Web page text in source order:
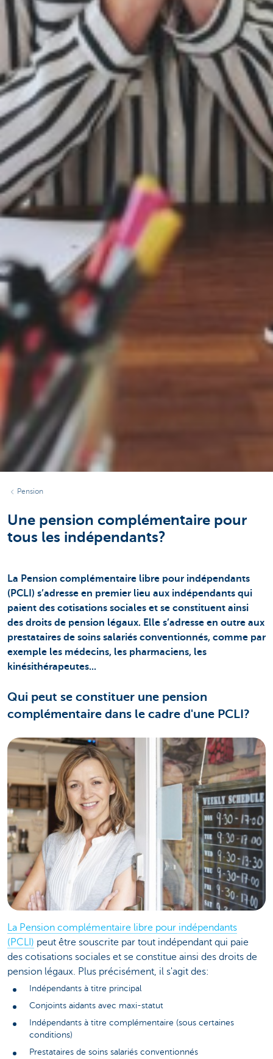
Pension
Une pension complémentaire pour
tous les indépendants?
La Pension complémentaire libre pour indépendants
(PCLI) s’adresse en premier lieu aux indépendants qui
paient des cotisations sociales et se constituent ainsi
des droits de pension légaux. Elle s’adresse en outre aux
prestataires de soins salariés conventionnés, comme par
exemple les médecins, les pharmaciens, les
kinésithérapeutes...
Qui peut se constituer une pension
complémentaire dans le cadre d'une PCLI?
La Pension complémentaire libre pour indépendants
(PCLI) peut être souscrite par tout indépendant qui paie
des cotisations sociales et se constitue ainsi des droits de
pension légaux. Plus précisément, il s'agit des:
Indépendants à titre principal
Conjoints aidants avec maxi-statut
Indépendants à titre complémentaire (sous certaines
conditions)
Prestataires de soins salariés conventionnés